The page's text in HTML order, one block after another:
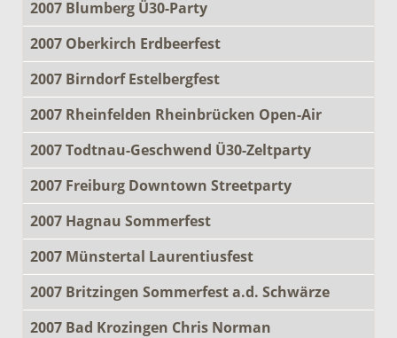
2007 Blumberg Ü30-Party
2007 Oberkirch Erdbeerfest
2007 Birndorf Estelbergfest
2007 Rheinfelden Rheinbrücken Open-Air
2007 Todtnau-Geschwend Ü30-Zeltparty
2007 Freiburg Downtown Streetparty
2007 Hagnau Sommerfest
2007 Münstertal Laurentiusfest
2007 Britzingen Sommerfest a.d. Schwärze
2007 Bad Krozingen Chris Norman